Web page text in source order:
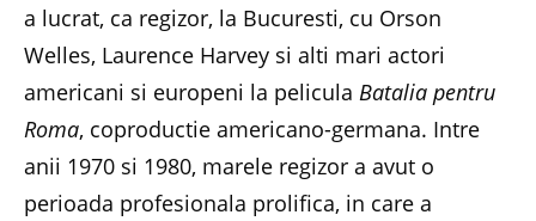
a lucrat, ca regizor, la Bucuresti, cu Orson
Welles, Laurence Harvey si alti mari actori
americani si europeni la pelicula Batalia pentru
Roma, coproductie americano-germana. Intre
anii 1970 si 1980, marele regizor a avut o
perioada profesionala prolifica, in care a